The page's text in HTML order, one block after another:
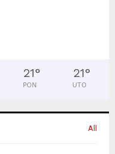
21°
PON
21°
UTO
All